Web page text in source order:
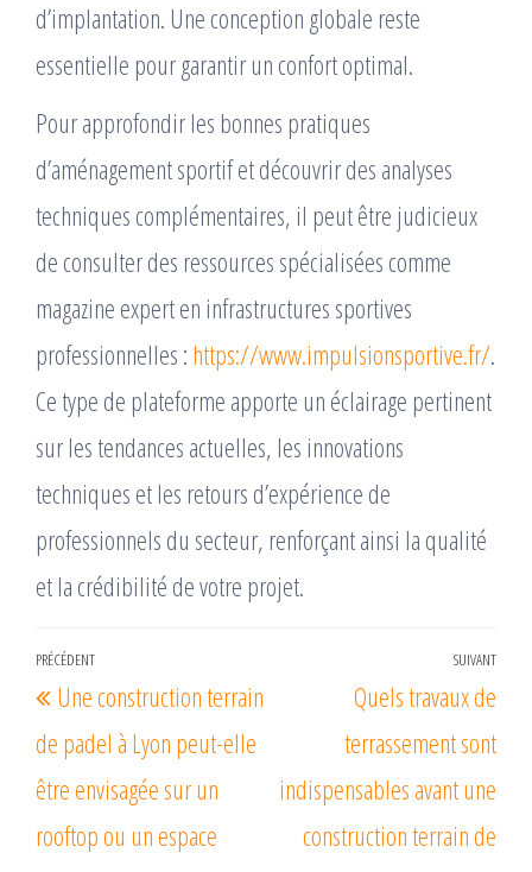
d’implantation. Une conception globale reste
essentielle pour garantir un confort optimal.
Pour approfondir les bonnes pratiques
d’aménagement sportif et découvrir des analyses
techniques complémentaires, il peut être judicieux
de consulter des ressources spécialisées comme
magazine expert en infrastructures sportives
professionnelles : https://www.impulsionsportive.fr/.
Ce type de plateforme apporte un éclairage pertinent
sur les tendances actuelles, les innovations
techniques et les retours d’expérience de
professionnels du secteur, renforçant ainsi la qualité
et la crédibilité de votre projet.
Navigation
de
l’article
Article
précédent
PRÉCÉDENT
Une construction terrain
de padel à Lyon peut-elle
être envisagée sur un
rooftop ou un espace
SUIVANT
Quels travaux de
terrassement sont
indispensables avant une
construction terrain de